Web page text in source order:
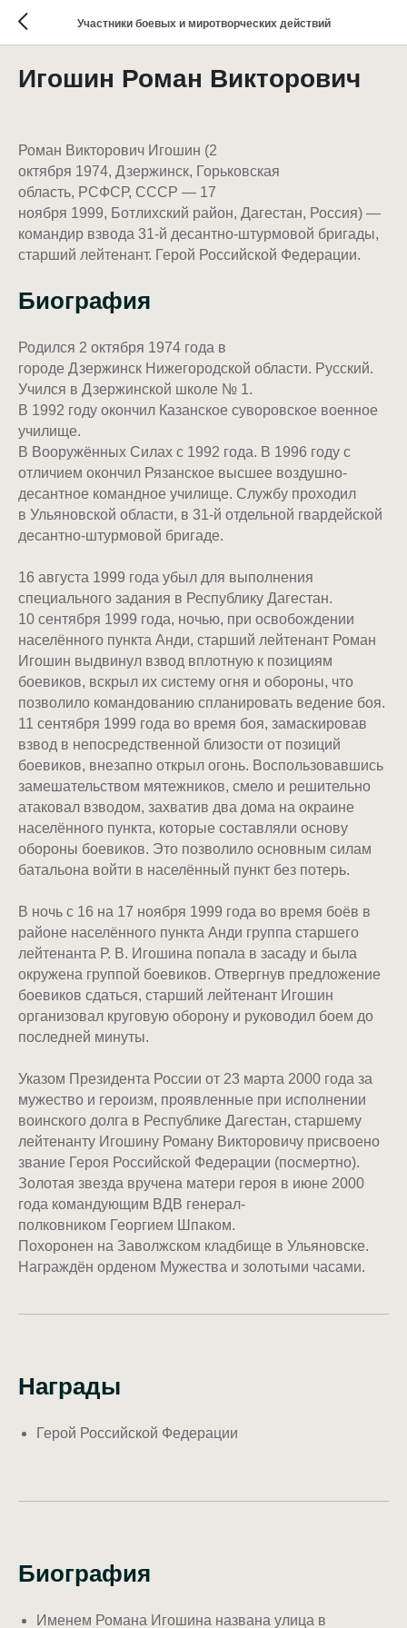
Участники боевых и миротворческих действий
Игошин Роман Викторович
Роман Викторович Игошин (2
октября 1974, Дзержинск, Горьковская
область, РСФСР, СССР — 17
ноября 1999, Ботлихский район, Дагестан, Россия) —
командир взвода 31-й десантно-штурмовой бригады,
старший лейтенант. Герой Российской Федерации.
Биография
Родился 2 октября 1974 года в
городе Дзержинск Нижегородской области. Русский.
Учился в Дзержинской школе № 1.
В 1992 году окончил Казанское суворовское военное
училище.
В Вооружённых Силах с 1992 года. В 1996 году с
отличием окончил Рязанское высшее воздушно-
десантное командное училище. Службу проходил
в Ульяновской области, в 31-й отдельной гвардейской
десантно-штурмовой бригаде.
16 августа 1999 года убыл для выполнения
специального задания в Республику Дагестан.
10 сентября 1999 года, ночью, при освобождении
населённого пункта Анди, старший лейтенант Роман
Игошин выдвинул взвод вплотную к позициям
боевиков, вскрыл их систему огня и обороны, что
позволило командованию спланировать ведение боя.
11 сентября 1999 года во время боя, замаскировав
взвод в непосредственной близости от позиций
боевиков, внезапно открыл огонь. Воспользовавшись
замешательством мятежников, смело и решительно
атаковал взводом, захватив два дома на окраине
населённого пункта, которые составляли основу
обороны боевиков. Это позволило основным силам
батальона войти в населённый пункт без потерь.
В ночь с 16 на 17 ноября 1999 года во время боёв в
районе населённого пункта Анди группа старшего
лейтенанта Р. В. Игошина попала в засаду и была
окружена группой боевиков. Отвергнув предложение
боевиков сдаться, старший лейтенант Игошин
организовал круговую оборону и руководил боем до
последней минуты.
Указом Президента России от 23 марта 2000 года за
мужество и героизм, проявленные при исполнении
воинского долга в Республике Дагестан, старшему
лейтенанту Игошину Роману Викторовичу присвоено
звание Героя Российской Федерации (посмертно).
Золотая звезда вручена матери героя в июне 2000
года командующим ВДВ генерал-
полковником Георгием Шпаком.
Похоронен на Заволжском кладбище в Ульяновске.
Награждён орденом Мужества и золотыми часами.
Награды
Герой Российской Федерации
Биография
Именем Романа Игошина названа улица в